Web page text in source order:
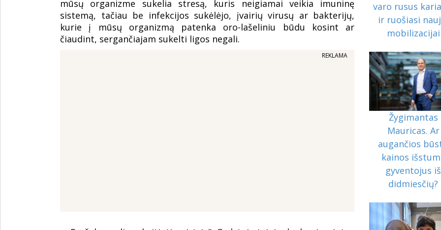
mūsų organizme sukelia stresą, kuris neigiamai veikia imuninę
sistemą, tačiau be infekcijos sukėlėjo, įvairių virusų ar bakterijų,
kurie į mūsų organizmą patenka oro-lašeliniu būdu kosint ar
čiaudint, sergančiajam sukelti ligos negali.
REKLAMA
varo rusus
ir ruošiasi
mobilizacijai
Žygimantas
Mauricas. Ar
augančios
kainos
gyventojus iš
didmiesčių?